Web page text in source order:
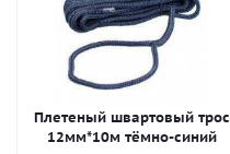
Плетеный швартовый трос
12мм*10м тёмно-синий